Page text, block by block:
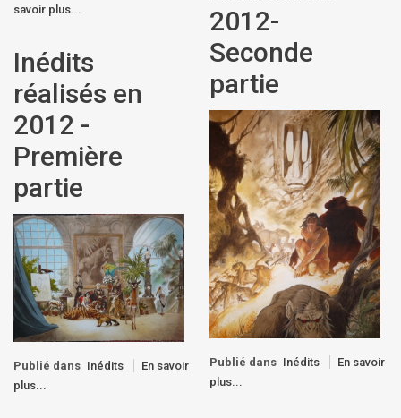
savoir plus...
2012-
Seconde
partie
Publié dans Inédits
En savoir
plus...
Inédits
réalisés en
2012 -
Première
partie
Publié dans Inédits
En savoir
plus...